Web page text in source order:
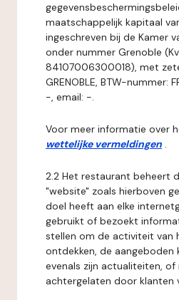
maatschappelijk kapitaal
ingeschreven bij de Kamer
onder nummer Grenoble
84107006300018), met
GRENOBLE, BTW-nummer:
-, email: -.
Voor meer informatie over
wettelijke vermeldingen .
2.2 Het restaurant beheert
"website" zoals hierboven
doel heeft aan elke
gebruikt of bezoekt
stellen om de activiteit van
ontdekken, de aangeboden
evenals zijn actualiteiten,
achtergelaten door klanten